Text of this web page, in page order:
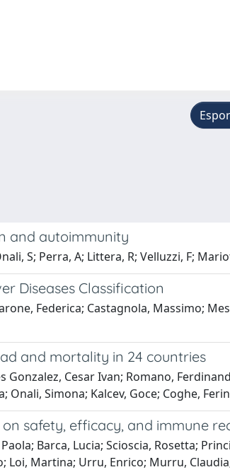
and autoimmunity
S; Perra, A; Littera, R; Velluzzi, F;
Diseases Classification
Federica; Castagnola, Massimo;
and mortality in 24 countries
Cesar Ivan; Romano,
Onali, Simona; Kalcev, Goce; Coghe,
safety, efficacy, and immune
Barca, Lucia; Scioscia, Rosetta;
Loi, Martina; Urru, Enrico; Murru,